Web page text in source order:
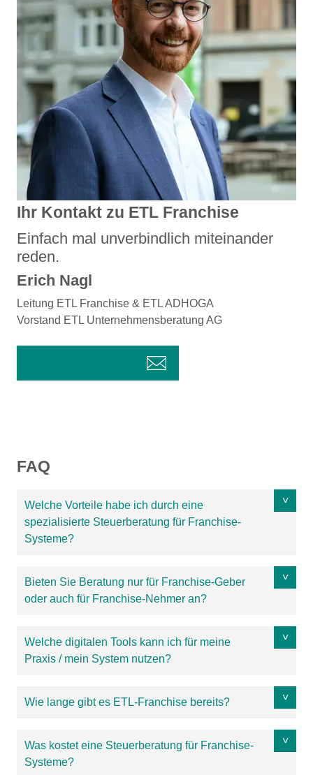
Ihr Kontakt zu ETL Franchise
Einfach mal unverbindlich miteinander
reden.
Erich Nagl
Leitung ETL Franchise & ETL ADHOGA
Vorstand ETL Unternehmensberatung AG
FAQ
Welche Vorteile habe ich durch eine
spezialisierte Steuerberatung für Franchise-
Systeme?
Bieten Sie Beratung nur für Franchise-Geber
oder auch für Franchise-Nehmer an?
Welche digitalen Tools kann ich für meine
Praxis / mein System nutzen?
Wie lange gibt es ETL-Franchise bereits?
Was kostet eine Steuerberatung für Franchise-
Systeme?